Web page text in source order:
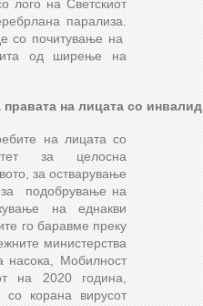
лого на Светскиот
парализа.
со почитување на
од ширење на
на лицата со
на лицата со
за целосна
за остварување
подобрување на
на еднакви
го баравме преку
министерства
насока, Мобилност
на 2020 година,
со корана вирусот